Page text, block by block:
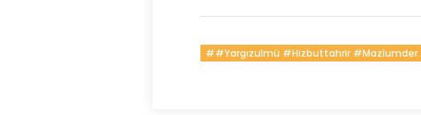
##yargızulmü #hizbuttahrir #mazlumder